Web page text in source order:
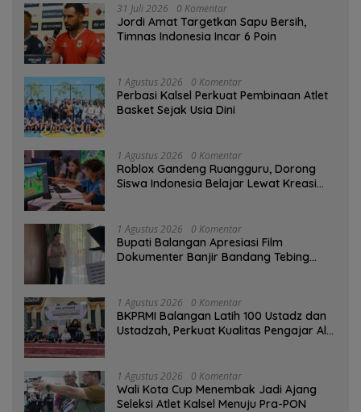
31 Juli 2026 0 Komentar
Jordi Amat Targetkan Sapu Bersih,
Timnas Indonesia Incar 6 Poin
1 Agustus 2026 0 Komentar
Perbasi Kalsel Perkuat Pembinaan Atlet
Basket Sejak Usia Dini
1 Agustus 2026 0 Komentar
Roblox Gandeng Ruangguru, Dorong
Siswa Indonesia Belajar Lewat Kreasi
1 Agustus 2026 0 Komentar
Bupati Balangan Apresiasi Film
Dokumenter Banjir Bandang Tebing
1 Agustus 2026 0 Komentar
BKPRMI Balangan Latih 100 Ustadz dan
Ustadzah, Perkuat Kualitas Pengajar Al-
1 Agustus 2026 0 Komentar
Wali Kota Cup Menembak Jadi Ajang
Seleksi Atlet Kalsel Menuju Pra-PON